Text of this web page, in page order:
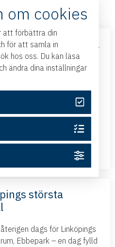
Mercosur – nya
med Business
Brasilien och Argentina
i Brasilien kommer till
nya frihandelsavtalet...
största
dags för Linköpings
Ebbepark – en dag fylld
om cookies
att förbättra din
för att samla in
hos oss. Du kan läsa
ändra dina inställningar